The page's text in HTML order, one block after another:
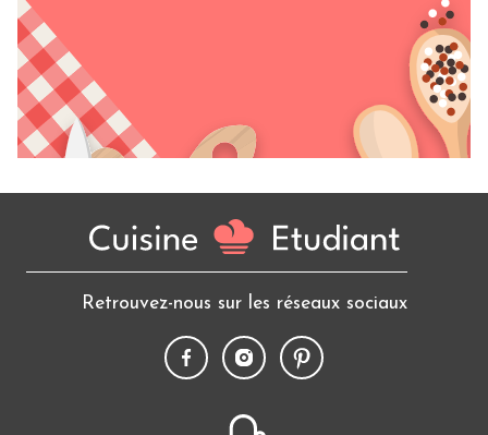
Retrouvez-nous sur les réseaux sociaux